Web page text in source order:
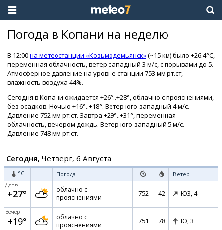
Погода в Копани на неделю
В 12:00на метеостанции «Козьмодемьянск»(~15 км) было +26.4°C,
переменная облачность, ветер западный 3 м/с, с порывами до 5.
Атмосферное давление на уровне станции 753 мм рт.ст,
влажность воздуха 44%.
Сегодня в Копани ожидается +26°..+28°, облачно с прояснениями,
без осадков. Ночью +16°..+18°. Ветер юго-западный 4 м/с.
Давление 752 мм рт.ст. Завтра +29°..+31°, переменная
облачность, вечером дождь. Ветер юго-западный 5 м/с.
Давление 748 мм рт.ст.
Сегодня, Четверг, 6 Августа
°C Погода Ветер
День
+27°
облачно с
прояснениями
752 42 ЮЗ, 4
Вечер
+19°
облачно с
прояснениями
751 78 Ю, 3